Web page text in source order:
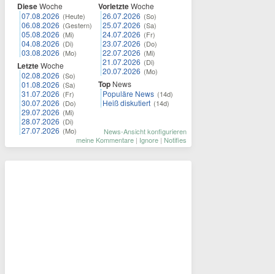
DieseWoche
07.08.2026 (Heute)
06.08.2026 (Gestern)
05.08.2026 (Mi)
04.08.2026 (Di)
03.08.2026 (Mo)
LetzteWoche
02.08.2026 (So)
01.08.2026 (Sa)
31.07.2026 (Fr)
30.07.2026 (Do)
29.07.2026 (Mi)
28.07.2026 (Di)
27.07.2026 (Mo)
VorletzteWoche
26.07.2026 (So)
25.07.2026 (Sa)
24.07.2026 (Fr)
23.07.2026 (Do)
22.07.2026 (Mi)
21.07.2026 (Di)
20.07.2026 (Mo)
Top News
Populäre News (14d)
Heiß diskutiert (14d)
News-Ansicht konfigurieren
meine Kommentare | Ignore | Notifies